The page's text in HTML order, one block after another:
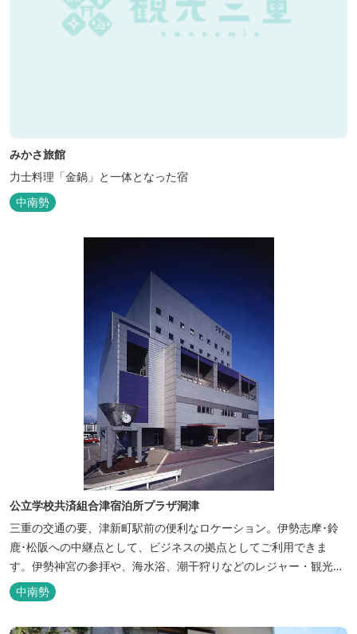
みかさ旅館
力士料理「金鍋」と一体となった宿
中南勢
公立学校共済組合津宿泊所プラザ洞津
三重の交通の要、津新町駅前の便利なロケーション。伊勢志摩･鈴
鹿･松阪への中継点として、ビジネスの拠点としてご利用できま
す。伊勢神宮の参拝や、海水浴、潮干狩りなどのレジャー・観光に
も最適です。
中南勢